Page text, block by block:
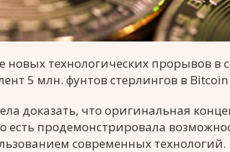
новых технологических прорывов в
5 млн. фунтов стерлингов в Bitcoin
доказать, что оригинальная
продемонстрировала
современных технологий.